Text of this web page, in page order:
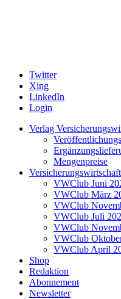
Twitter
Xing
LinkedIn
Login
Verlag
Mengenpreise
VWClub Juni
VWClub März
VWClub
VWClub Juli
VWClub
VWClub
VWClub April
Shop
Redaktion
Abonnement
Newsletter